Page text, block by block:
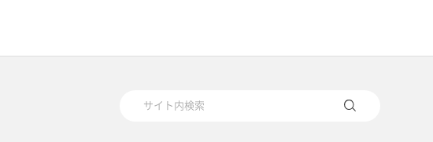
2025年4月
2025年3月
2024年5月
2024年4月
2023年6月
2023年5月
2022年7月
2022年6月
2021年7月
2020年8月
2019年9月